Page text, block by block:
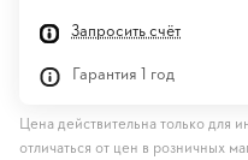
Запросить счёт
Гарантия 1 год
Цена действительна только для
отличаться от цен в розничных